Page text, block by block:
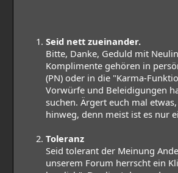
Seid nett zueinander.
Bitte, Danke, Geduld mit
Komplimente gehören in
(PN) oder in die "Karma-
Vorwürfe und Beleidigungen
suchen. Ärgert euch mal
hinweg, denn meist ist es nur
Toleranz
Seid tolerant der Meinung
unserem Forum herrscht ein